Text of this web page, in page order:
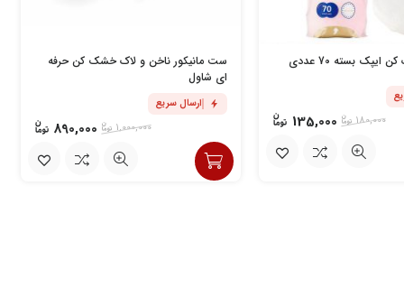
بسته 70 عددی
180,000
135,000
ست مانیکور ناخن و لاک خشک کن حرفه
ای شاول
ارسال سریع
1,000,000
890,000